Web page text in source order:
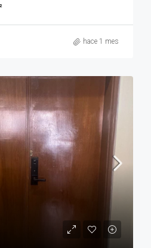
hace 1 mes